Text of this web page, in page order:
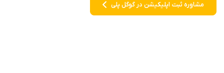
مشاوره ثبت اپلیکیشن در گوگل پلی